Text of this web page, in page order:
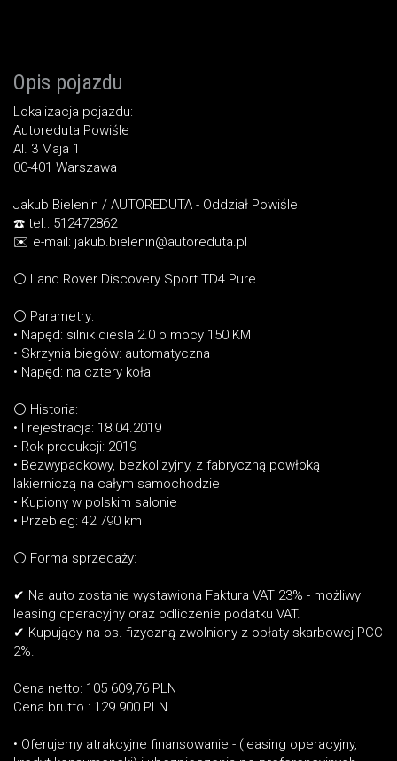
Opis pojazdu
Lokalizacja pojazdu:
Autoreduta Powiśle
Al. 3 Maja 1
00-401 Warszawa
Jakub Bielenin / AUTOREDUTA - Oddział Powiśle
☎️ tel.: 512472862
✉️ e-mail: jakub.bielenin@autoreduta.pl
⚪ Land Rover Discovery Sport TD4 Pure
⚪ Parametry:
• Napęd: silnik diesla 2.0 o mocy 150 KM
• Skrzynia biegów: automatyczna
• Napęd: na cztery koła
⚪ Historia:
• I rejestracja: 18.04.2019
• Rok produkcji: 2019
• Bezwypadkowy, bezkolizyjny, z fabryczną powłoką
lakierniczą na całym samochodzie
• Kupiony w polskim salonie
• Przebieg: 42 790 km
⚪ Forma sprzedaży:
✔ Na auto zostanie wystawiona Faktura VAT 23% - możliwy
leasing operacyjny oraz odliczenie podatku VAT.
✔ Kupujący na os. fizyczną zwolniony z opłaty skarbowej PCC
2%.
Cena netto: 105 609,76 PLN
Cena brutto : 129 900 PLN
• Oferujemy atrakcyjne finansowanie - (leasing operacyjny,